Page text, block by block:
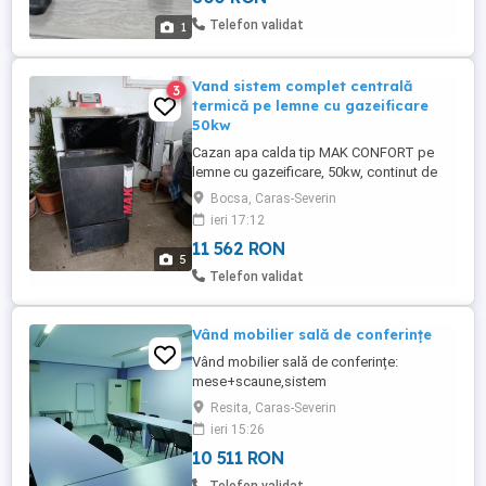
1
Active Torque Control (ATC). Hilti. Toate
Telefon validat
5
3
Vand sistem complet centrală
termică pe lemne cu gazeificare
50kw
Cazan apa calda tip MAK CONFORT pe
lemne cu gazeificare, 50kw, continut de
apa 157 litri, buncărul a fost recondiționat,
cu sistem de automatizare, cu termostat
online, 3 pompe Grundfos , vas de
expansiune, si sistem de protectie si
autonomie pentru curent pentru 36 de ore.
Bocsa, Caras-Severin
ieri 17:12
11 562 RON
Telefon validat
Vând mobilier sală de conferințe
Vând mobilier sală de conferințe:
mese+scaune,sistem
audio,videoproiector și flipchart. 2000
negociabil.
Resita, Caras-Severin
ieri 15:26
10 511 RON